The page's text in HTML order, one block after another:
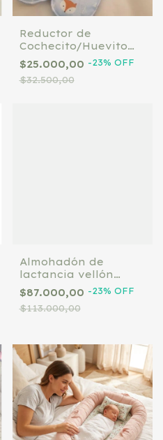
Reductor de
Cochecito/Huevito
(consultar colores a
nuestro whatsapp)
513
$25.000,00 -23% OFF
$32.500,00
Almohadón de
lactancia vellón
siliconado (varios
diseños)
$87.000,00 -23% OFF
$113.000,00